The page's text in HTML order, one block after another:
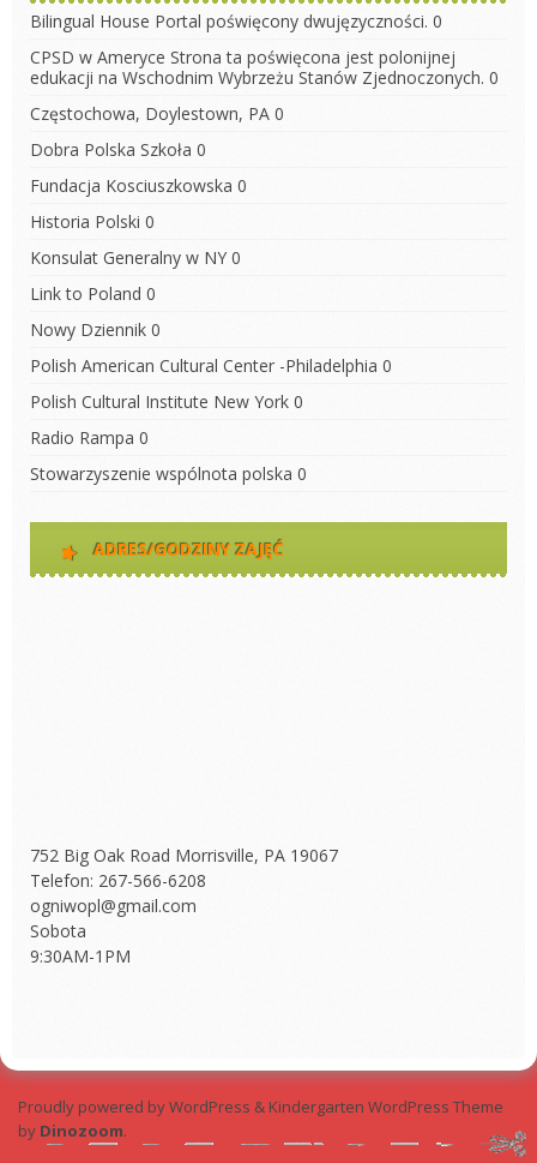
Bilingual House Portal poświęcony dwujęzyczności. 0
CPSD w Ameryce Strona ta poświęcona jest polonijnej
edukacji na Wschodnim Wybrzeżu Stanów Zjednoczonych. 0
Częstochowa, Doylestown, PA 0
Dobra Polska Szkoła 0
Fundacja Kosciuszkowska 0
Historia Polski 0
Konsulat Generalny w NY 0
Link to Poland 0
Nowy Dziennik 0
Polish American Cultural Center -Philadelphia 0
Polish Cultural Institute New York 0
Radio Rampa 0
Stowarzyszenie wspólnota polska 0
ADRES/GODZINY ZAJĘĆ
752 Big Oak Road Morrisville, PA 19067
Telefon: 267-566-6208
ogniwopl@gmail.com
Sobota
9:30AM-1PM
Proudly powered by WordPress & Kindergarten WordPress Theme
by Dinozoom.